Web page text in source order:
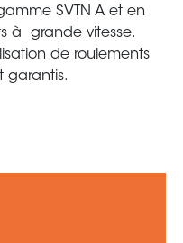
SVTN A et en
à grande vitesse.
de roulements
garantis.